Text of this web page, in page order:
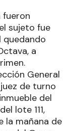
fueron
sujeto fue
a
General
de turno
del
lote 111,
la mañana de